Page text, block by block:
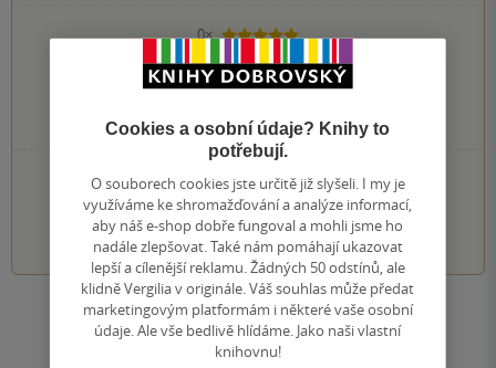
0×
5 hvězdiček
4 hvězdičky
0×
3 hvězdičky
0×
1 hvezdička
PŘIDEJTE SVÉ HODNOCENÍ KNIHY
1 2 3 4 5
Zobrazit všechna hodnocení
Cookies a osobní údaje? Knihy to
potřebují.
O souborech cookies jste určitě již slyšeli. I my je
využíváme ke shromažďování a analýze informací,
aby náš e-shop dobře fungoval a mohli jsme ho
nadále zlepšovat. Také nám pomáhají ukazovat
lepší a cílenější reklamu. Žádných 50 odstínů, ale
klidně Vergilia v originále. Váš souhlas může předat
marketingovým platformám i některé vaše osobní
údaje. Ale vše bedlivě hlídáme. Jako naši vlastní
knihovnu!